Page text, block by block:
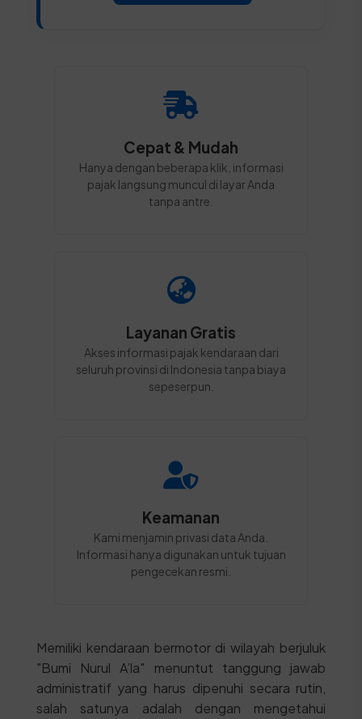
Cepat & Mudah
Hanya dengan beberapa klik, informasi
pajak langsung muncul di layar Anda
tanpa antre.
Layanan Gratis
Akses informasi pajak kendaraan dari
seluruh provinsi di Indonesia tanpa biaya
sepeserpun.
Keamanan
Kami menjamin privasi data Anda.
Informasi hanya digunakan untuk tujuan
pengecekan resmi.
Memiliki kendaraan bermotor di wilayah berjuluk
"Bumi Nurul A’la" menuntut tanggung jawab
administratif yang harus dipenuhi secara rutin,
salah satunya adalah dengan mengetahui